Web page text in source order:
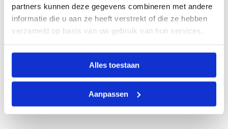
partners kunnen deze gegevens combineren met andere
informatie die u aan ze heeft verstrekt of die ze hebben
verzameld op basis van uw gebruik van hun services.
Alles toestaan
Aanpassen